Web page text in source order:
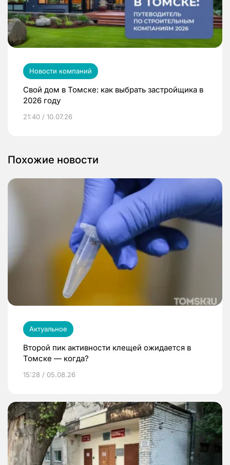
Новости компаний
Свой дом в Томске: как выбрать застройщика в
2026 году
21:40 / 10.07.26
Похожие новости
Актуальное
Второй пик активности клещей ожидается в
Томске — когда?
15:28 / 05.08.26